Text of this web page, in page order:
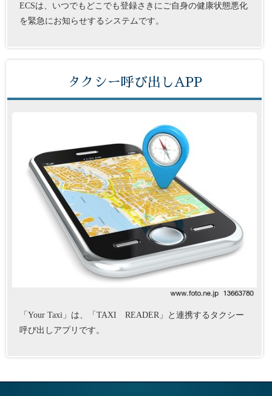
ECSは、いつでもどこでも登録さきにご自身の健康状態悪化
を緊急にお知らせするシステムです。
タクシー呼び出しAPP
「Your Taxi」は、「TAXI READER」と連携するタクシー
呼び出しアプリです。